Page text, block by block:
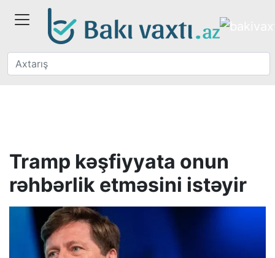
Tramp kəşfiyyata onun
rəhbərlik etməsini istəyir